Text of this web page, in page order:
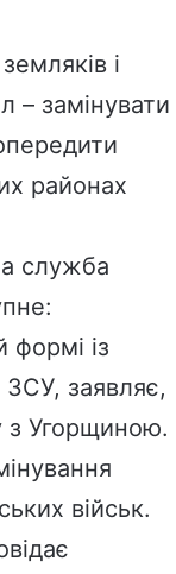
і
– замінувати
районах
служба
формі із
заявляє,
з Угорщиною.
військ.